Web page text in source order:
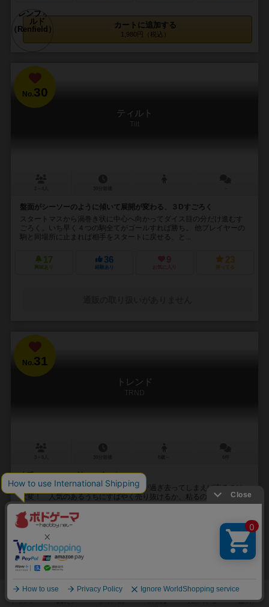
カートに追加する
1,980円（税込）
No.30
ティルト
Tilt
盤面がシーソーのように傾いて展開が変わる、３Dすごろく
スタートマスから渦巻き状に中心へ向かってダイス目の分だけ進むす
ごろく。いち早く４つの駒全てがゴールすれば勝ち。 他プレイヤーの
駒と同場所に止まれば相手をスタートに戻せる、と...
17
興味あり
36
経験あり
9
お気に入り
23
持ってる
No.31
トレンド
TRND
上手くトレンドを読んで稼ごう
せっかく集めたヴィンテージ品も流行が過ぎ去ってしまえば売るのは
大変！ 人気のあるうちにすばやく売り抜けるか、粘るのか、流行を
見極め高得点を狙うカードゲーム。 ラウンド終...
33
興味あり
151
持ってる